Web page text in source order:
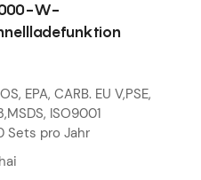
W-
EPA, CARB. EU V,PSE,
ISO9001
Sets pro Jahr